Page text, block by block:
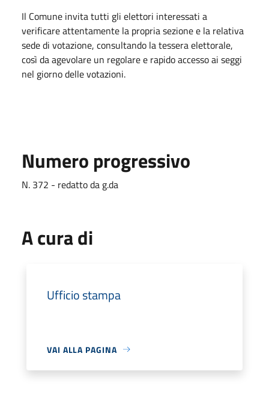
Il Comune invita tutti gli elettori interessati a
verificare attentamente la propria sezione e la relativa
sede di votazione, consultando la tessera elettorale,
così da agevolare un regolare e rapido accesso ai seggi
nel giorno delle votazioni.
Numero progressivo
N. 372 - redatto da g.da
A cura di
Ufficio stampa
VAI ALLA PAGINA